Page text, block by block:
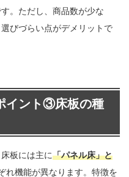
。ただし、商品数が少な
びづらい点がデメリットで
イント③床板の種
板には主に「パネル床」と
れ機能が異なります。特徴を